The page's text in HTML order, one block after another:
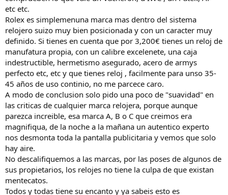
etc etc.
Rolex es simplemenuna marca mas dentro del sistema
relojero suizo muy bien posicionada y con un caracter muy
definido. Si tienes en cuenta que por 3,200€ tienes un reloj de
manufatura propia, con un calibre excelenete, una caja
indestructible, hermetismo asegurado, acero de armys
perfecto etc, etc y que tienes reloj , facilmente para unso 35-
45 años de uso continio, no me parcece caro.
A modo de conclusion solo pido una poco de "suavidad" en
las criticas de cualquier marca relojera, porque aunque
parezca increible, esa marca A, B o C que creimos era
magnifiqua, de la noche a la mañana un autentico experto
nos desmonta toda la pantalla publicitaria y vemos que solo
hay aire.
No descalifiquemos a las marcas, por las poses de algunos de
sus propietarios, los relojes no tiene la culpa de que existan
mentecatos.
Todos y todas tiene su encanto y ya sabeis esto es